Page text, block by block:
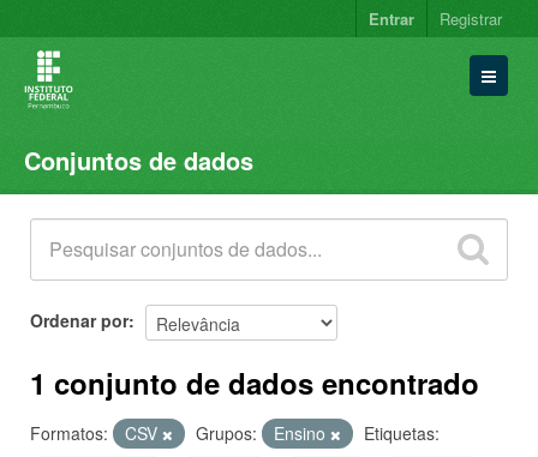
Entrar Registrar
Conjuntos de dados
Organizações
Grupos
Sobre
Conjuntos de dados
Ordenar por
1 conjunto de dados encontrado
Formatos: CSV Grupos: Ensino
Etiquetas: